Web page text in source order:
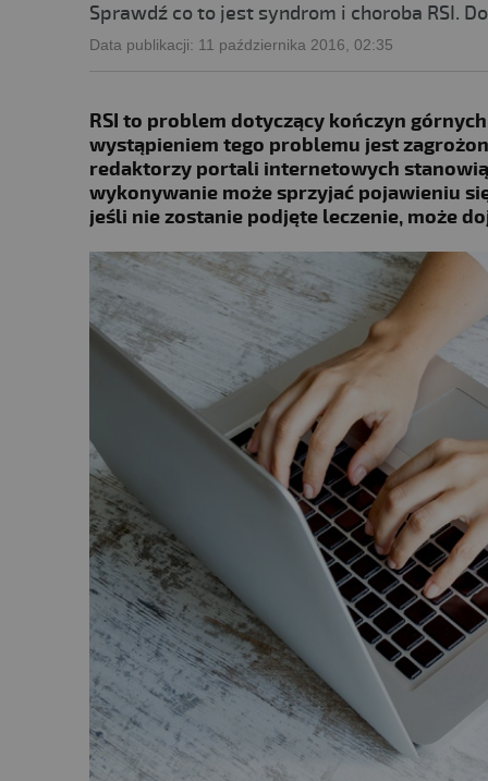
Sprawdź co to jest syndrom i choroba RSI.
Data publikacji: 11 października 2016, 02:35
RSI to problem dotyczący kończyn
wystąpieniem tego problemu jest
redaktorzy portali internetowych
wykonywanie może sprzyjać pojawieniu
jeśli nie zostanie podjęte leczenie, może